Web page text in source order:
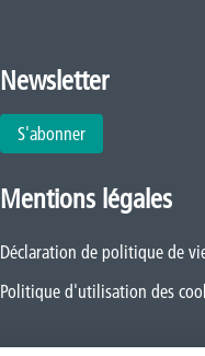
Newsletter
S'abonner
Mentions légales
Déclaration de politique de
Politique d'utilisation des